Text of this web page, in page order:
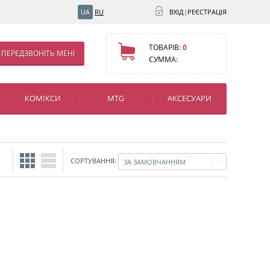
UA RU ВХІД| РЕЄСТРАЦІЯ
ПЕРЕДЗВОНІТЬ МЕНІ
ТОВАРІВ:0
СУММА:
КОМІКСИ MTG АКСЕСУАРИ
СОРТУВАННЯ: ЗА ЗАМОВЧАННЯМ